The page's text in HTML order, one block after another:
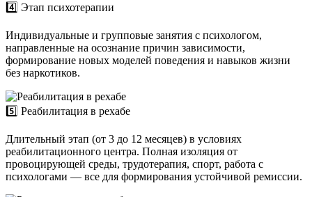
4️⃣ Этап психотерапии
Индивидуальные и групповые занятия с психологом,
направленные на осознание причин зависимости,
формирование новых моделей поведения и навыков жизни
без наркотиков.
5️⃣ Реабилитация в рехабе
Длительный этап (от 3 до 12 месяцев) в условиях
реабилитационного центра. Полная изоляция от
провоцирующей среды, трудотерапия, спорт, работа с
психологами — все для формирования устойчивой ремиссии.